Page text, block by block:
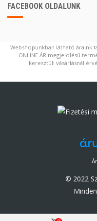
FACEBOOK OLDALUNK
Webshopunkban látható áraink
ONLINE ÁR megjelölésű
keresztüli vásárlásnál
© 2022